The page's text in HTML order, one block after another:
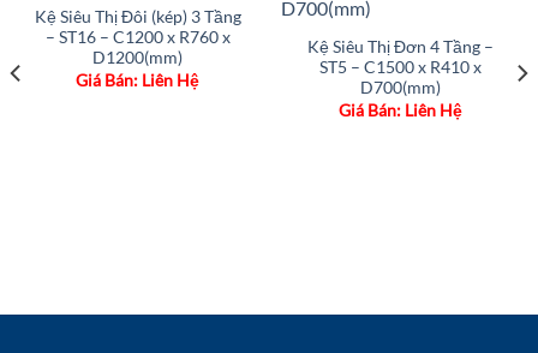
wishlist
Kệ Siêu Thị Đôi (kép) 3 Tầng
– ST16 – C1200 x R760 x
D1200(mm)
Giá Bán: Liên Hệ
Kệ Siêu Thị Đơn 4 Tầng –
ST5 – C1500 x R410 x
D700(mm)
Giá Bán: Liên Hệ